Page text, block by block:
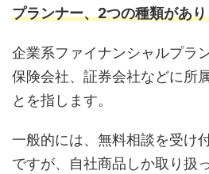
プランナー、2つの種類があ
企業系ファイナンシャルプラ
保険会社、証券会社などに所
とを指します。
一般的には、無料相談を受け
ですが、自社商品しか取り扱